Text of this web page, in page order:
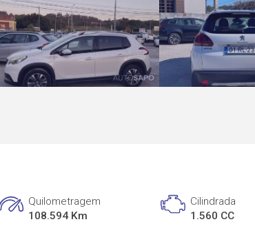
Quilometragem
108.594 Km
Cilindrada
1.560 CC